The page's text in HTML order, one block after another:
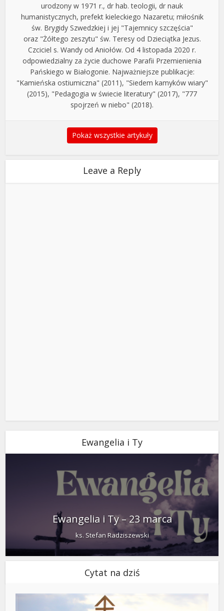
urodzony w 1971 r., dr hab. teologii, dr nauk
humanistycznych, prefekt kieleckiego Nazaretu; miłośnik
św. Brygidy Szwedzkiej i jej "Tajemnicy szczęścia"
oraz "Żółtego zeszytu" św. Teresy od Dzieciątka Jezus.
Czciciel s. Wandy od Aniołów. Od 4 listopada 2020 r.
odpowiedzialny za życie duchowe Parafii Przemienienia
Pańskiego w Białogonie. Najważniejsze publikacje:
"Kamieńska ostiumiczna" (2011), "Siedem kamyków wiary"
(2015), "Pedagogia w świecie literatury" (2017), "777
spojrzeń w niebo" (2018).
Pokaż wszystkie artykuły
Leave a Reply
Ewangelia i Ty
Ewangelia i Ty – 23 marca
ks. Stefan Radziszewski
Cytat na dziś